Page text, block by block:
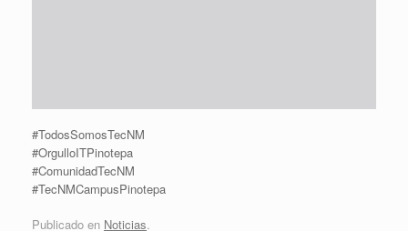
#TodosSomosTecNM
#OrgulloITPinotepa
#ComunidadTecNM
#TecNMCampusPinotepa
Publicado en Noticias.